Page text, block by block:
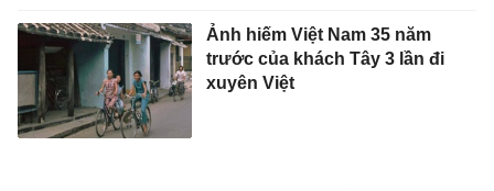
Ảnh hiếm Việt Nam 35 năm
trước của khách Tây 3 lần đi
xuyên Việt